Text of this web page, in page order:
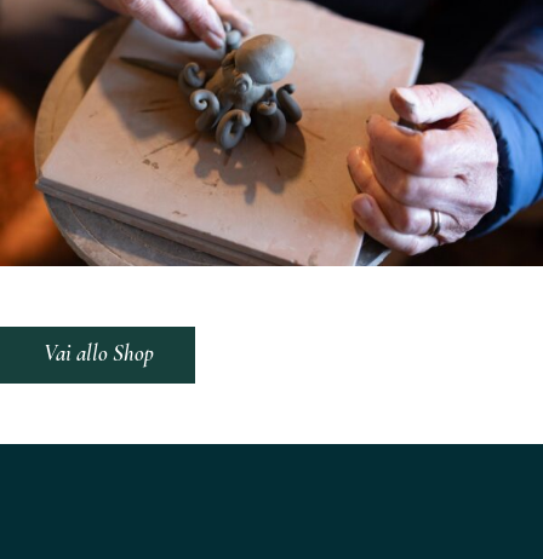
Vai allo Shop